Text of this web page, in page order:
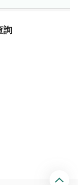
詢
回
頂
端